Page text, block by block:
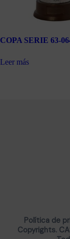
COPA SERIE 63-
Leer más
Copyrights.
Política de